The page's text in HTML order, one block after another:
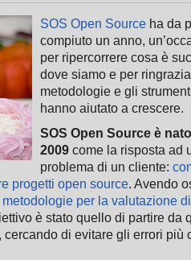
SOS Open Source ha da
compiuto un anno,
per ripercorrere cosa è
dove siamo e per
metodologie e gli
hanno aiutato a crescere.
SOS Open Source è
2009 come la risposta ad
problema di un cliente:
progetti open source. Avendo
metodologie per la valutazione di
è stato quello di partire da
di evitare gli errori più